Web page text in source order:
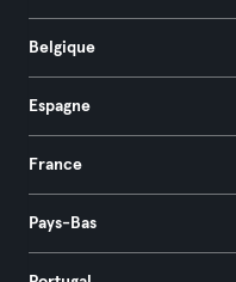
Belgique
Espagne
France
Pays-Bas